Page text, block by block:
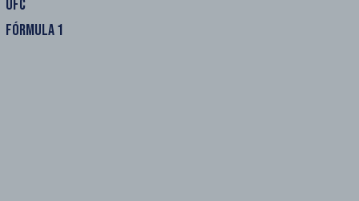
UFC
FÓRMULA 1